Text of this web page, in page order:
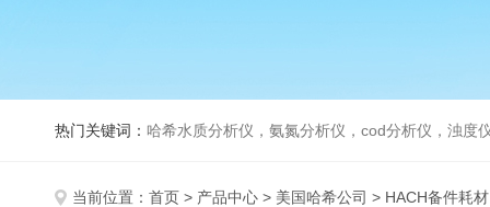
热门关键词： 哈希水质分析仪，氨氮分析仪，cod分析仪，浊度
当前位置： 首页 > 产品中心 > 美国哈希公司 > HACH备件耗材